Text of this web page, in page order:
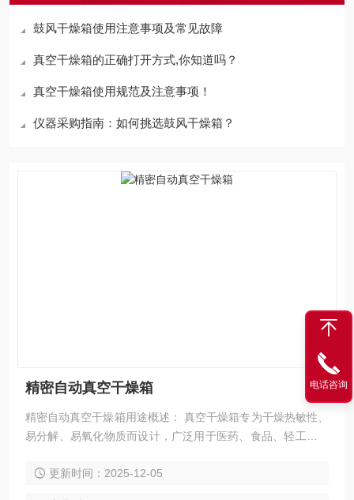
鼓风干燥箱使用注意事项及常见故障
真空干燥箱的正确打开方式,你知道吗？
真空干燥箱使用规范及注意事项！
仪器采购指南：如何挑选鼓风干燥箱？
精密自动真空干燥箱
精密自动真空干燥箱用途概述： 真空干燥箱专为干燥热敏性、
易分解、易氧化物质而设计，广泛用于医药、食品、轻工、化
更新时间：2025-12-05
电话咨询